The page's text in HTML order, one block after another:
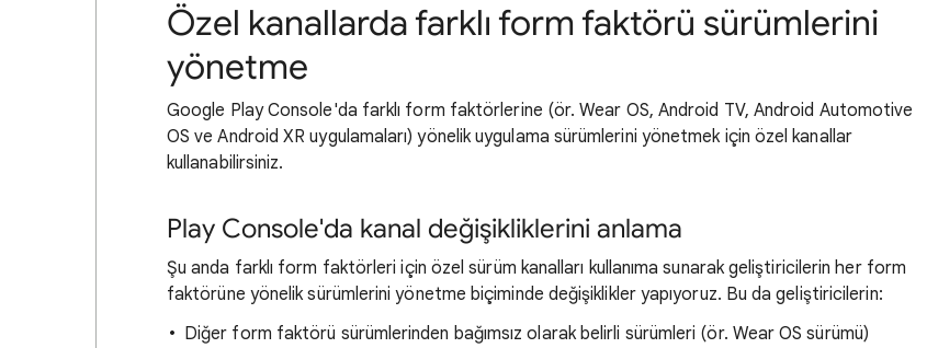
Özel kanallarda farklı form faktörü sürümlerini
yönetme
Google Play Console'da farklı form faktörlerine (ör. Wear OS, Android TV, Android Automotive
OS ve Android XR uygulamaları) yönelik uygulama sürümlerini yönetmek için özel kanallar
kullanabilirsiniz.
Play Console'da kanal değişikliklerini anlama
Şu anda farklı form faktörleri için özel sürüm kanalları kullanıma sunarak geliştiricilerin her form
faktörüne yönelik sürümlerini yönetme biçiminde değişiklikler yapıyoruz. Bu da geliştiricilerin:
Diğer form faktörü sürümlerinden bağımsız olarak belirli sürümleri (ör. Wear OS sürümü)